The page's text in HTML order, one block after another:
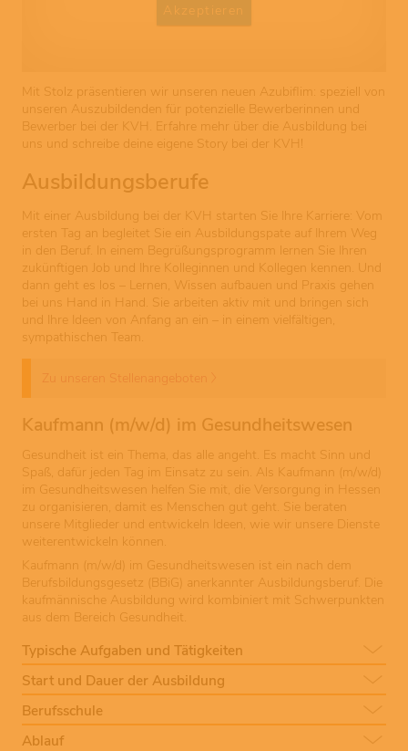
Akzeptieren
Mit Stolz präsentieren wir unseren neuen Azubiflim: speziell von
unseren Auszubildenden für potenzielle Bewerberinnen und
Bewerber bei der KVH. Erfahre mehr über die Ausbildung bei
uns und schreibe deine eigene Story bei der KVH!
Ausbildungsberufe
Mit einer Ausbildung bei der KVH starten Sie Ihre Karriere: Vom
ersten Tag an begleitet Sie ein Ausbildungspate auf Ihrem Weg
in den Beruf. In einem Begrüßungsprogramm lernen Sie Ihren
zukünftigen Job und Ihre Kolleginnen und Kollegen kennen. Und
dann geht es los – Lernen, Wissen aufbauen und Praxis gehen
bei uns Hand in Hand. Sie arbeiten aktiv mit und bringen sich
und Ihre Ideen von Anfang an ein – in einem vielfältigen,
sympathischen Team.
Zu unseren Stellenangeboten
Kaufmann (m/w/d) im Gesundheitswesen
Gesundheit ist ein Thema, das alle angeht. Es macht Sinn und
Spaß, dafür jeden Tag im Einsatz zu sein. Als Kaufmann (m/w/d)
im Gesundheitswesen helfen Sie mit, die Versorgung in Hessen
zu organisieren, damit es Menschen gut geht. Sie beraten
unsere Mitglieder und entwickeln Ideen, wie wir unsere Dienste
weiterentwickeln können.
Kaufmann (m/w/d) im Gesundheitswesen ist ein nach dem
Berufsbildungsgesetz (BBiG) anerkannter Ausbildungsberuf. Die
kaufmännische Ausbildung wird kombiniert mit Schwerpunkten
aus dem Bereich Gesundheit.
Typische Aufgaben und Tätigkeiten
Start und Dauer der Ausbildung
Berufsschule
Ablauf